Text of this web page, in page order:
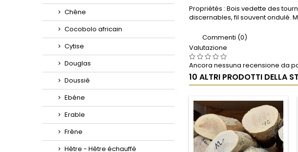
Chêne
Cocobolo africain
Cytise
Douglas
Doussié
Ebène
Erable
Frêne
Hêtre - Hêtre échauffé
Propriétés : Bois vedette des
discernables, fil souvent ondulé.
Commenti (0)
Valutazione
Ancora nessuna recensione da
10 ALTRI PRODOTTI DELLA